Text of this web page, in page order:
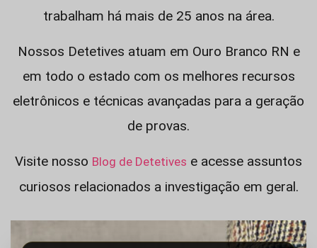
trabalham há mais de 25 anos na área.
Nossos Detetives atuam em Ouro Branco RN e
em todo o estado com os melhores recursos
eletrônicos e técnicas avançadas para a geração
de provas.
Visite nosso Blog de Detetives e acesse assuntos
curiosos relacionados a investigação em geral.